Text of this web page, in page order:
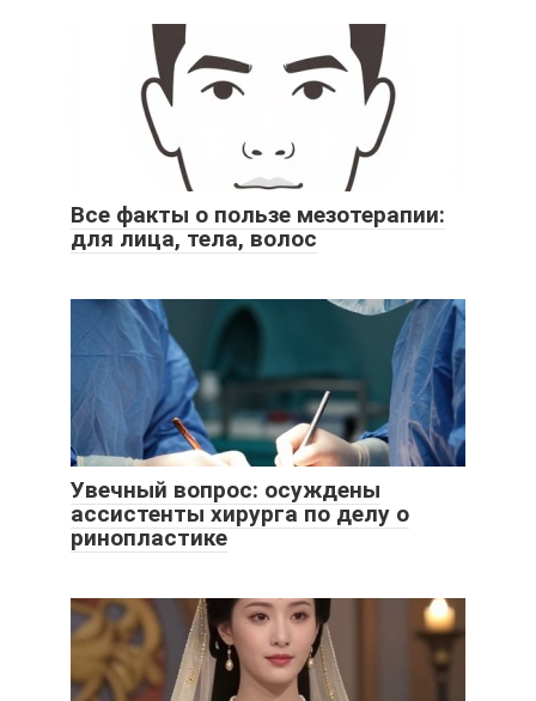
Все факты о пользе мезотерапии:
для лица, тела, волос
Увечный вопрос: осуждены
ассистенты хирурга по делу о
ринопластике